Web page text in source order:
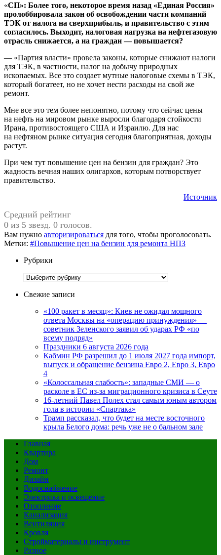
«СП»: Более того, некоторое время назад «Единая Россия»
пролоббировала закон об освобождении части компаний
ТЭК от налога на сверхприбыль, и правительство с этим
согласилось. Выходит, налоговая нагрузка на нефтегазовую
отрасль снижается, а на граждан — повышается?
— «Партия власти» провела законы, которые снижают налоги
для ТЭК, в частности, налог на добычу природных
ископаемых. Все это создает мутные налоговые схемы в ТЭК,
который богатеет, но не хочет нести расходы на свой же
ремонт.
Мне все это тем более непонятно, потому что сейчас цены
на нефть на мировом рынке выросли благодаря стойкости
Ирана, противостоящего США и Израилю. Для нас
на нефтяном рынке ситуация сегодня благоприятная, доходы
растут.
При чем тут повышение цен на бензин для граждан? Это
жадность вечная наших олигархов, которым потворствует
правительство.
Источник
Средний рейтинг
0 из 5 звезд. 0 голосов.
Вам нужно авторизироваться для того, чтобы проголосовать.
Метки: #Повышение цен на бензин для ремонта НПЗ
Рубрики
Рубрики
Свежие записи
«100 ракет в месяц»: Киев не ожидал мощного
ответа Москвы на «операцию принуждения» —
советник Зеленского заявил об ударах РФ «по
всему подряд»
Праздники 6 августа 2026 года
Кабмин РФ разрешил до 1 июля 2027 года импорт,
выпуск и обращение бензина Евро 2, Евро 3, Евро
4
«Колоссальная слабость»: западные СМИ — о
расколе в ЕС из-за миграционного кризиса в Сеуте
16-летний Павел Полех стал самым юным автором
гола в истории «Спартака»
Трамп рассказал, что будет на месте восточного
крыла Белого дома: речь уже не о бальном зале
Главная
Квартира
Дом
Ремонт
Дизайн
Водоснабжение
Электрика и освещение
Отопление
Канализация
Вентиляция
Кровля
Стройматериалы и инструмент
Разное